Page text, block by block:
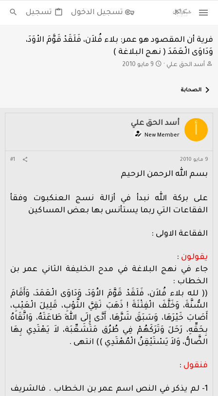
تسجيل الدخول تسجيل
فرية أن المقصود هو عمر: بلاء فُلاَن، فَلَقَدْ قَوَّمَ الاْوَدَ،
وَدَاوَى الْعَمَدَ ( نهج البلاغة )
ب
ئ
م
ض
أسد الحق علي
ت
ل
د
9 مايو 2010
الصحابة
أسد الحق علي
New Member
9 مايو 2010 #1
بسم الله الرحمن الرحيم
على بركة الله نبدأ في أزالة نسج العنكبوت وفقأ
الفقاعات التي ربما يستأنس بها بعض المساكين
الفقاعة الاولى :
يقولون :
جاء في نهج البلاغة في مدح الخليفة الثاني عمر بن
الخطاب :
(( لله بلاء فُلاَن، فَلَقَدْ قَوَّمَ الاَْوَدَ، وَدَاوَى الْعَمَدَ، وَأَقَامَ
السُّنَّةَ، وَخَلَّفَ الْفِتْنَةَ ! ذَهَبَ نَقِيَّ الثَّوْبِ، قَلِيلَ الْعَيْبِ،
أَصَابَ خَيْرَهَا، وَسَبَقَ شَرَّهَا، أَدَّى إِلَى اللهِ طَاعَتَهُ، وَاتَّقَاهُ
بِحَقِّهِ، رَحَلَ وَتَرَكَهُمْ فِي طُرُق مَتَشَعِّبَة، لاَ يَهْتَدِي بِهَا
الضَّالُّ، وَلاَ يَسْتَيْقِنُ الْمُهْتَدِي )) انتهى .
فنقول :
1- لم يذكر في النص اسم عمر بن الخطاب . فالشريف